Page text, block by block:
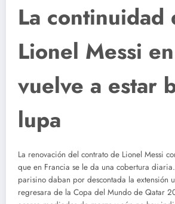
La continuidad
Lionel Messi
vuelve a estar
lupa
La renovación del contrato de Lionel Messi
que en Francia se le da una cobertura
parisino daban por descontada la extensión
regresara de la Copa del Mundo de Qatar